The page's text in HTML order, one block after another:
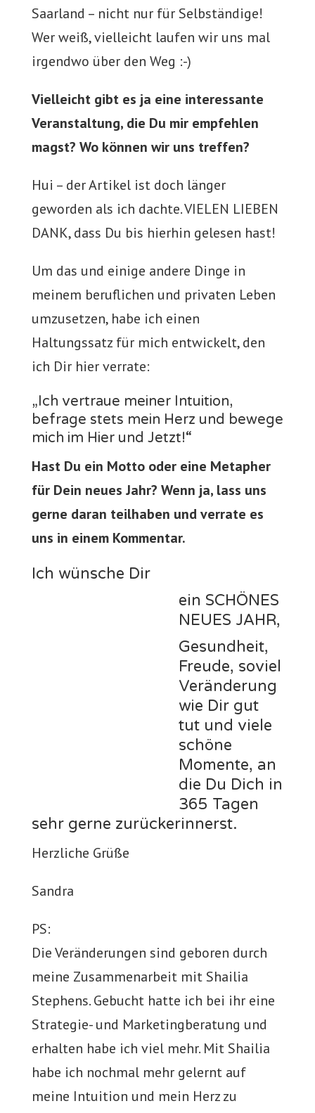
Saarland – nicht nur für Selbständige!
Wer weiß, vielleicht laufen wir uns mal
irgendwo über den Weg :-)
Vielleicht gibt es ja eine interessante
Veranstaltung, die Du mir empfehlen
magst? Wo können wir uns treffen?
Hui – der Artikel ist doch länger
geworden als ich dachte. VIELEN LIEBEN
DANK, dass Du bis hierhin gelesen hast!
Um das und einige andere Dinge in
meinem beruflichen und privaten Leben
umzusetzen, habe ich einen
Haltungssatz für mich entwickelt, den
ich Dir hier verrate:
„Ich vertraue meiner Intuition,
befrage stets mein Herz und bewege
mich im Hier und Jetzt!“
Hast Du ein Motto oder eine Metapher
für Dein neues Jahr? Wenn ja, lass uns
gerne daran teilhaben und verrate es
uns in einem Kommentar.
Ich wünsche Dir
ein SCHÖNES
NEUES JAHR,
Gesundheit,
Freude, soviel
Veränderung
wie Dir gut
tut und viele
schöne
Momente, an
die Du Dich in
365 Tagen
sehr gerne zurückerinnerst.
Herzliche Grüße
Sandra
PS:
Die Veränderungen sind geboren durch
meine Zusammenarbeit mit Shailia
Stephens. Gebucht hatte ich bei ihr eine
Strategie- und Marketingberatung und
erhalten habe ich viel mehr. Mit Shailia
habe ich nochmal mehr gelernt auf
meine Intuition und mein Herz zu